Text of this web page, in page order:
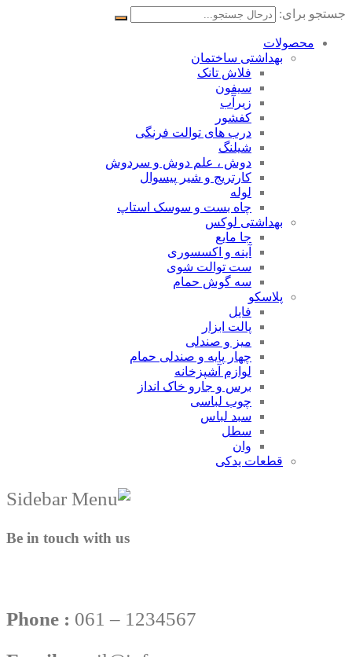
جستجو برای:
محصولات
بهداشتی ساختمان
فلاش تانک
سیفون
زیرآب
کفشور
درب های توالت فرنگی
شیلنگ
دوش ، علم دوش و سردوش
کارتریج و شیر پیسوال
لوله
چاه بست و سوسک استاپ
بهداشتی لوکس
جا مایع
آینه و اکسسوری
ست توالت شوی
سه گوش حمام
پلاسکو
فایل
پالت ابزار
میز و صندلی
چهار پایه و صندلی حمام
لوازم آشپزخانه
برس و جارو خاک انداز
چوب لباسی
سبد لباس
سطل
وان
قطعات یدکی
Be in touch with us
Phone : 061 – 1234567